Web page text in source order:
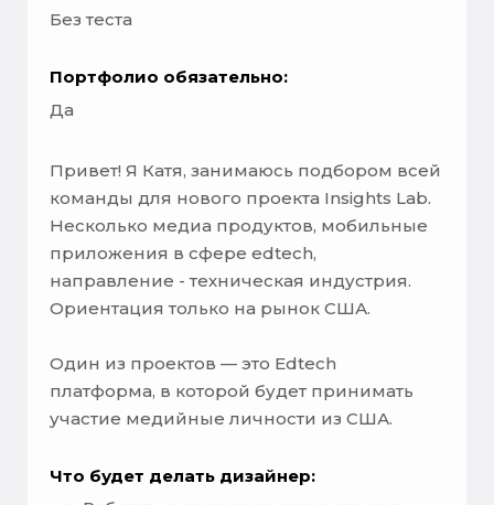
Без теста
Портфолио обязательно:
Да
Привет! Я Катя, занимаюсь подбором всей
команды для нового проекта Insights Lab.
Несколько медиа продуктов, мобильные
приложения в сфере edtech,
направление - техническая индустрия.
Ориентация только на рынок США.
Один из проектов — это Edtech
платформа, в которой будет принимать
участие медийные личности из США.
Что будет делать дизайнер: